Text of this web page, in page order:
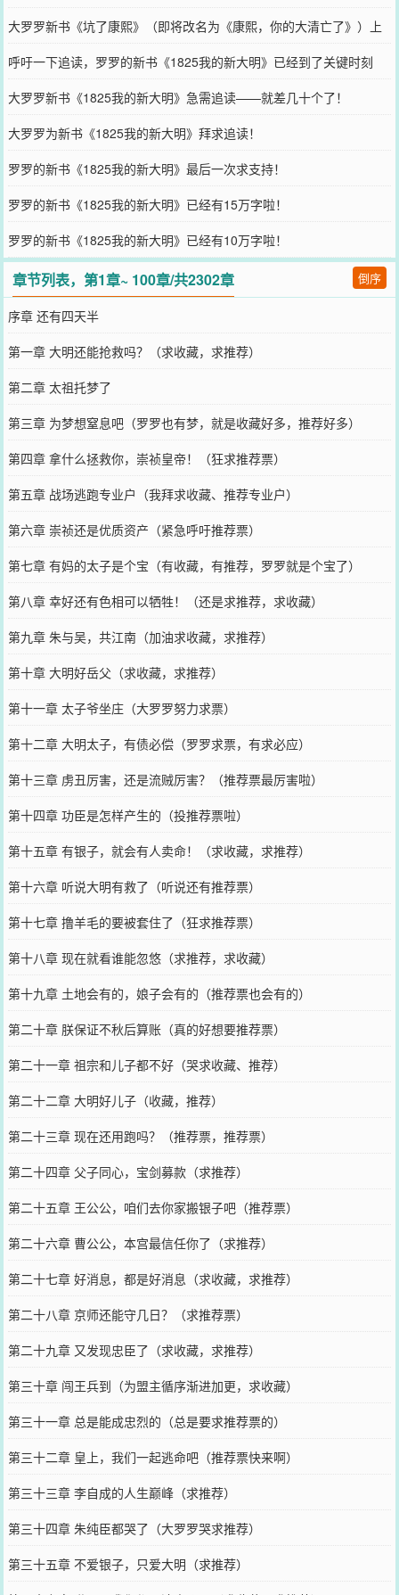
大罗罗新书《坑了康熙》（即将改名为《康熙，你的大清亡了》）上
传啦！
呼吁一下追读，罗罗的新书《1825我的新大明》已经到了关键时刻
大罗罗新书《1825我的新大明》急需追读——就差几十个了！
大罗罗为新书《1825我的新大明》拜求追读！
罗罗的新书《1825我的新大明》最后一次求支持！
罗罗的新书《1825我的新大明》已经有15万字啦！
罗罗的新书《1825我的新大明》已经有10万字啦！
章节列表，第1章~ 100章/共2302章 倒序
序章 还有四天半
第一章 大明还能抢救吗？（求收藏，求推荐）
第二章 太祖托梦了
第三章 为梦想窒息吧（罗罗也有梦，就是收藏好多，推荐好多）
第四章 拿什么拯救你，崇祯皇帝！（狂求推荐票）
第五章 战场逃跑专业户（我拜求收藏、推荐专业户）
第六章 崇祯还是优质资产（紧急呼吁推荐票）
第七章 有妈的太子是个宝（有收藏，有推荐，罗罗就是个宝了）
第八章 幸好还有色相可以牺牲！（还是求推荐，求收藏）
第九章 朱与吴，共江南（加油求收藏，求推荐）
第十章 大明好岳父（求收藏，求推荐）
第十一章 太子爷坐庄（大罗罗努力求票）
第十二章 大明太子，有债必偿（罗罗求票，有求必应）
第十三章 虏丑厉害，还是流贼厉害？（推荐票最厉害啦）
第十四章 功臣是怎样产生的（投推荐票啦）
第十五章 有银子，就会有人卖命！（求收藏，求推荐）
第十六章 听说大明有救了（听说还有推荐票）
第十七章 撸羊毛的要被套住了（狂求推荐票）
第十八章 现在就看谁能忽悠（求推荐，求收藏）
第十九章 土地会有的，娘子会有的（推荐票也会有的）
第二十章 朕保证不秋后算账（真的好想要推荐票）
第二十一章 祖宗和儿子都不好（哭求收藏、推荐）
第二十二章 大明好儿子（收藏，推荐）
第二十三章 现在还用跑吗？（推荐票，推荐票）
第二十四章 父子同心，宝剑募款（求推荐）
第二十五章 王公公，咱们去你家搬银子吧（推荐票）
第二十六章 曹公公，本宫最信任你了（求推荐）
第二十七章 好消息，都是好消息（求收藏，求推荐）
第二十八章 京师还能守几日？（求推荐票）
第二十九章 又发现忠臣了（求收藏，求推荐）
第三十章 闯王兵到（为盟主循序渐进加更，求收藏）
第三十一章 总是能成忠烈的（总是要求推荐票的）
第三十二章 皇上，我们一起逃命吧（推荐票快来啊）
第三十三章 李自成的人生巅峰（求推荐）
第三十四章 朱纯臣都哭了（大罗罗哭求推荐）
第三十五章 不爱银子，只爱大明（求推荐）